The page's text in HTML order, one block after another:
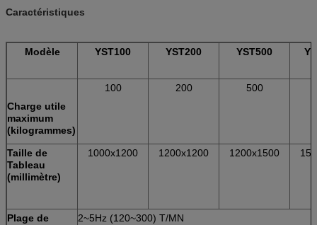
Caractéristiques
Modèle YST100 YST200 YST500
Charge utile
maximum
(kilogrammes)
100 200 500
Taille de
Tableau
(millimètre)
1000x1200 1200x1200 1200x1500
Plage de
2~5Hz (120~300) T/MN